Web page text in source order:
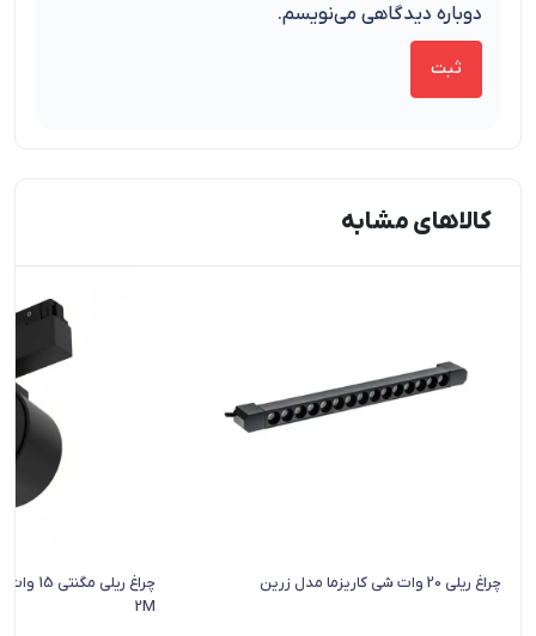
دوباره دیدگاهی می‌نویسم.
کالاهای مشابه
چراغ ریلی 20 وات شی کاریزما مدل زرین
2M